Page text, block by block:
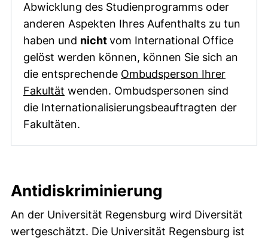
Abwicklung des Studienprogramms oder
anderen Aspekten Ihres Aufenthalts zu tun
haben und nichtvom International Office
gelöst werden können, können Sie sich an
die entsprechende Ombudsperson Ihrer
Fakultät wenden. Ombudspersonen sind
die Internationalisierungsbeauftragten der
Fakultäten.
Antidiskriminierung
An der Universität Regensburg wird Diversität
wertgeschätzt. Die Universität Regensburg ist